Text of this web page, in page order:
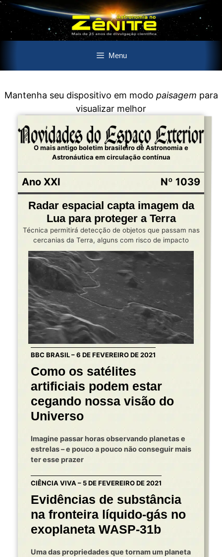
o
Menu
Mantenha seu dispositivo em modo paisagem para
visualizar melhor
O mais antigo boletim brasileiro de Astronomia e
Astronáutica em circulação contínua
Ano XXI Nº 1039
Radar espacial capta imagem da
Lua para proteger a Terra
Técnica permitirá detecção de objetos que passam nas
cercanias da Terra, alguns com risco de impacto
BBC BRASIL – 6 DE FEVEREIRO DE 2021
Como os satélites
artificiais podem estar
cegando nossa visão do
Universo
Imagine passar horas observando planetas e
estrelas – e pouco a pouco não conseguir mais
ter esse prazer
CIÊNCIA VIVA – 5 DE FEVEREIRO DE 2021
Evidências de substância
na fronteira líquido-gás no
exoplaneta WASP-31b
Uma das propriedades que tornam um planeta